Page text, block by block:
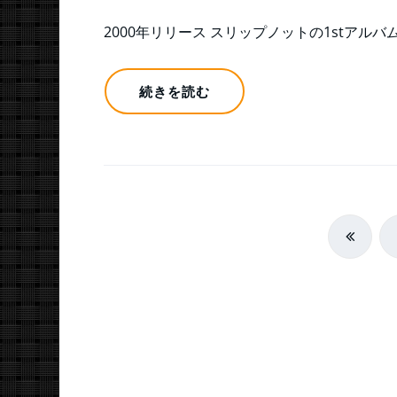
2000年リリース スリップノットの1stアルバ
続きを読む